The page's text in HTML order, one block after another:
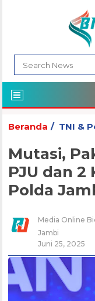
Beranda TNI &
Mutasi,
PJU dan 2
Polda
Media Online
Jambi
Juni 25, 2025